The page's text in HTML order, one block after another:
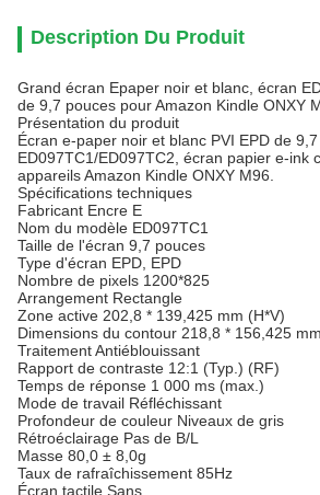
Description Du Produit
Grand écran Epaper noir et blanc, écran
de 9,7 pouces pour Amazon Kindle ONXY
Présentation du produit
Écran e-paper noir et blanc PVI EPD de
ED097TC1/ED097TC2, écran papier e-ink
appareils Amazon Kindle ONXY M96.
Spécifications techniques
Fabricant Encre E
Nom du modèle ED097TC1
Taille de l'écran 9,7 pouces
Type d'écran EPD, EPD
Nombre de pixels 1200*825
Arrangement Rectangle
Zone active 202,8 * 139,425 mm (H*V)
Dimensions du contour 218,8 * 156,425
TraitementAntiéblouissant
Rapport de contraste 12:1 (Typ.) (RF)
Temps de réponse 1 000 ms (max.)
Mode de travail Réfléchissant
Profondeur de couleur Niveaux de gris
Rétroéclairage Pas de B/L
Masse 80,0 ± 8,0g
Taux de rafraîchissement 85Hz
Écran tactile Sans